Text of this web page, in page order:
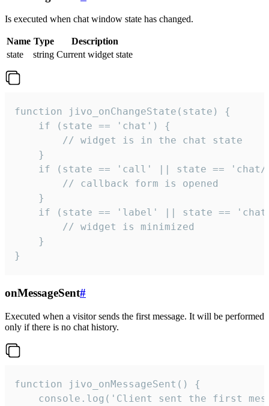
Is executed when chat window state has changed.
Name Type
Description
state
string Current widget state
function jivo_onChangeState(state) {
    if (state == 'chat') {
        // widget is in the chat state
    }
if (state == 'call' || state ==
        // callback form is opened
    }
if (state == 'label' || state ==
        // widget is minimized
    }
}
onMessageSent#
Executed when a visitor sends the first message. It will be performed
only if there is no chat history.
function jivo_onMessageSent() {
console.log('Client sent the first